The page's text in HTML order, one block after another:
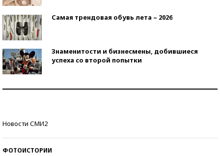
Самая трендовая обувь лета – 2026
Знаменитости и бизнесмены, добившиеся
успеха со второй попытки
Новости СМИ2
ФОТОИСТОРИИ